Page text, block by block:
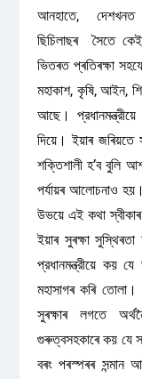
আনহাতে, দেশখনত
ছিচিলাছৰ সৈতে
ভিতৰত প্ৰতিৰক্ষা
মহাকাশ, কৃষি, আইন,
আছে।
দিয়ে। ইয়াৰ জৰিয়তে
শক্তিশালী হ’ব বুলি
পৰ্যায়ৰ আলোচনাও
উভয়ে এই কথা
ইয়াৰ সুৰক্ষা
প্রধানমন্ত্রীয়ে কয়
মহাসাগৰ কৰি
সুৰক্ষাৰ লগতে
গুৰুত্বসহকাৰে কয় যে
বৰং পৰস্পৰৰ সন্মান